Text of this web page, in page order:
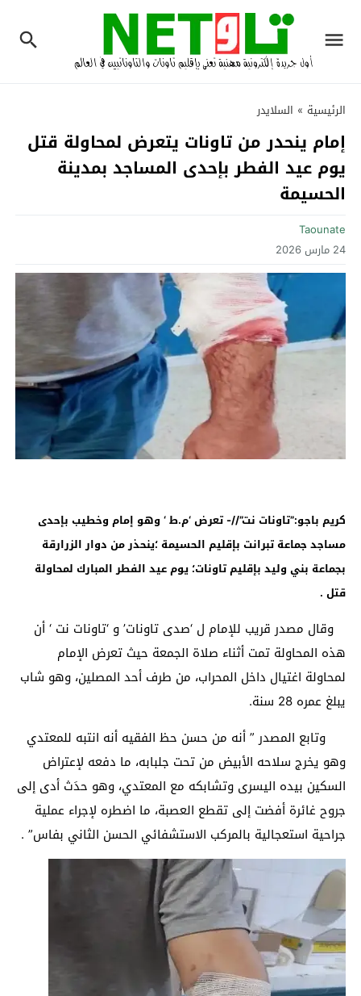
الرئيسية » السلايدر
إمام ينحدر من تاونات يتعرض لمحاولة قتل
يوم عيد الفطر بإحدى المساجد بمدينة
الحسيمة‎
Taounate
24 مارس 2026
كريم باجو:”تاونات نت”//- تعرض ‘م.ط ‘ وهو إمام وخطيب بإحدى
مساجد جماعة تبرانت بإقليم الحسيمة ؛ينحذر من دوار الزرارقة
بجماعة بني وليد بإقليم تاونات؛ يوم عيد الفطر المبارك لمحاولة
قتل.
وقال مصدر قريب للإمام ل ‘صدى تاونات’ و ‘تاونات نت ‘ أن
هذه المحاولة تمت أثناء صلاة الجمعة حيث تعرض الإمام
لمحاولة اغتيال داخل المحراب، من طرف أحد المصلين، وهو شاب
يبلغ عمره 28 سنة.
وتابع المصدر ” أنه من حسن حظ الفقيه أنه انتبه للمعتدي
وهو يخرج سلاحه الأبيض من تحت جلبابه، ما دفعه لإعتراض
السكين بيده اليسرى وتشابكه مع المعتدي، وهو حدَث أدى إلى
جروح غائرة أفضت إلى تقطع العصبة، ما اضطره لإجراء عملية
جراحية استعجالية بالمركب الاستشفائي الحسن الثاني بفاس” .